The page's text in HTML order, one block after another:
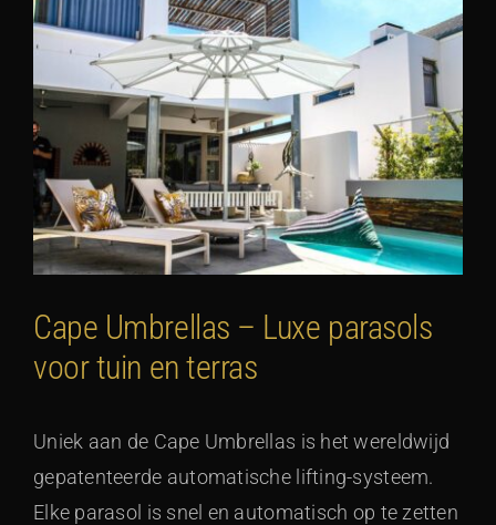
grotere
afbeelding
Cape Umbrellas – Luxe parasols
voor tuin en terras
Uniek aan de Cape Umbrellas is het wereldwijd
gepatenteerde automatische lifting-systeem.
Elke parasol is snel en automatisch op te zetten